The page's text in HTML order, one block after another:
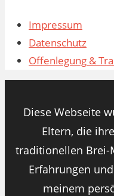
Impressum
Datenschutz
Offenlegung &
Diese Webseite
Eltern, die
traditionellen Brei-
Erfahrungen
meinem